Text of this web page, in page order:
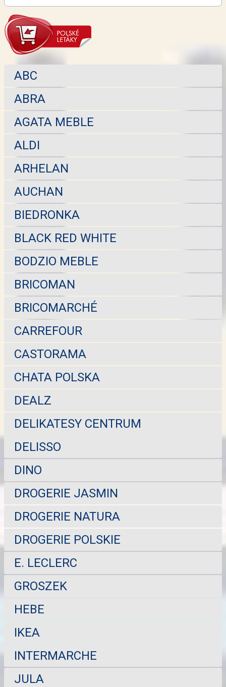
ABC
ABRA
AGATA MEBLE
ALDI
ARHELAN
AUCHAN
BIEDRONKA
BLACK RED WHITE
BODZIO MEBLE
BRICOMAN
BRICOMARCHÉ
CARREFOUR
CASTORAMA
CHATA POLSKA
DEALZ
DELIKATESY CENTRUM
DELISSO
DINO
DROGERIE JASMIN
DROGERIE NATURA
DROGERIE POLSKIE
E. LECLERC
GROSZEK
HEBE
IKEA
INTERMARCHE
JULA